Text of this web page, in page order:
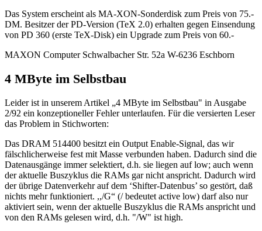
Das System erscheint als MA-XON-Sonderdisk zum Preis von 75.-
DM. Besitzer der PD-Version (TeX 2.0) erhalten gegen Einsendung
von PD 360 (erste TeX-Disk) ein Upgrade zum Preis von 60.-
MAXON Computer Schwalbacher Str. 52a W-6236 Eschborn
4 MByte im Selbstbau
Leider ist in unserem Artikel „4 MByte im Selbstbau" in Ausgabe
2/92 ein konzeptioneller Fehler unterlaufen. Für die versierten Leser
das Problem in Stichworten:
Das DRAM 514400 besitzt ein Output Enable-Signal, das wir
fälschlicherweise fest mit Masse verbunden haben. Dadurch sind die
Datenausgänge immer selektiert, d.h. sie liegen auf low; auch wenn
der aktuelle Buszyklus die RAMs gar nicht anspricht. Dadurch wird
der übrige Datenverkehr auf dem ‘Shifter-Datenbus’ so gestört, daß
nichts mehr funktioniert. ,,/G“ (/ bedeutet active low) darf also nur
aktiviert sein, wenn der aktuelle Buszyklus die RAMs anspricht und
von den RAMs gelesen wird, d.h. "/W" ist high.